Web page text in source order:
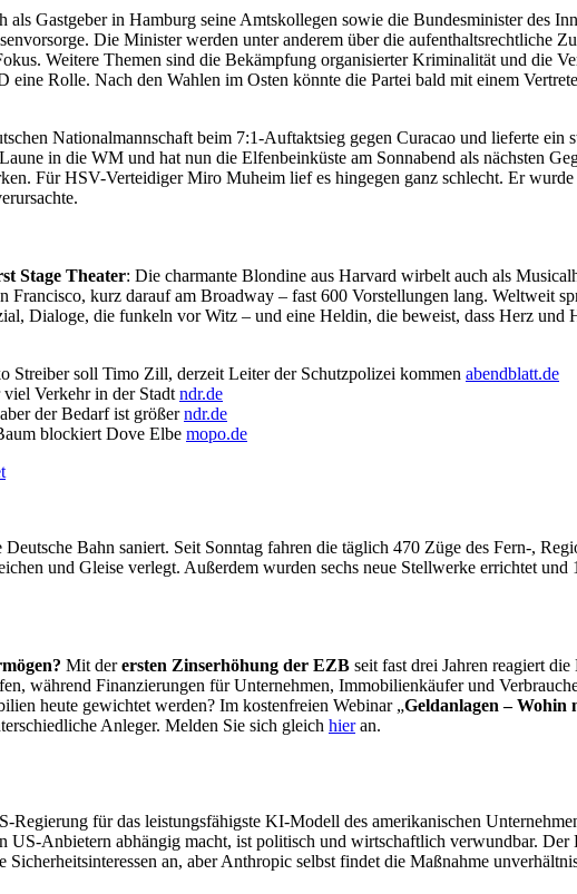
Gastgeber in Hamburg seine Amtskollegen sowie die Bundesminister des
Die Minister werden unter anderem über die aufenthaltsrechtliche
Weitere Themen sind die Bekämpfung organisierter Kriminalität und die
Rolle. Nach den Wahlen im Osten könnte die Partei bald mit einem
Nationalmannschaft beim 7:1-Auftaktsieg gegen Curacao und lieferte
in die WM und hat nun die Elfenbeinküste am Sonnabend als nächsten
Für HSV-Verteidiger Miro Muheim lief es hingegen ganz schlecht. Er
Stage Theater: Die charmante Blondine aus Harvard wirbelt auch als
kurz darauf am Broadway – fast 600 Vorstellungen lang. Weltweit
Dialoge, die funkeln vor Witz – und eine Heldin, die beweist, dass Herz und
Streiber soll Timo Zill, derzeit Leiter der Schutzpolizei kommen abendblatt.de
Verkehr in der Stadt ndr.de
der Bedarf ist größerndr.de
blockiert Dove Elbe mopo.de
Bahn saniert. Seit Sonntag fahren die täglich 470 Züge des Fern-,
und Gleise verlegt. Außerdem wurden sechs neue Stellwerke errichtet
Mit derersten Zinserhöhung der EZB seit fast drei Jahren reagiert
während Finanzierungen für Unternehmen, Immobilienkäufer und
heute gewichtet werden? Im kostenfreien Webinar „Geldanlagen – Wohin
Anleger. Melden Sie sich gleich hieran.
Regierung für das leistungsfähigste KI-Modell des amerikanischen
Anbietern abhängig macht, ist politisch und wirtschaftlich verwundbar. Der
an, aber Anthropic selbst findet die Maßnahme